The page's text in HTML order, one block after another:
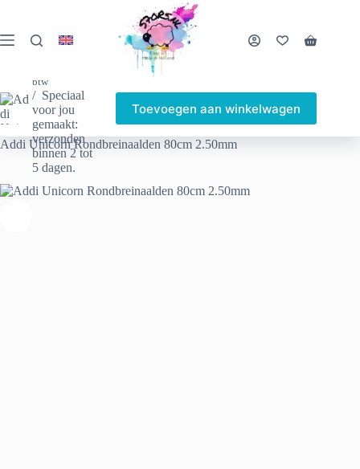
de
inhoud
btw
Speciaal
voor jou
gemaakt:
verzonden
binnen 2 tot
5 dagen.
Toevoegen aan winkelwagen
Home Winkel
Andere leuke dingen
Addi Unicorn Rondbreinaalden 80cm 2.50mm